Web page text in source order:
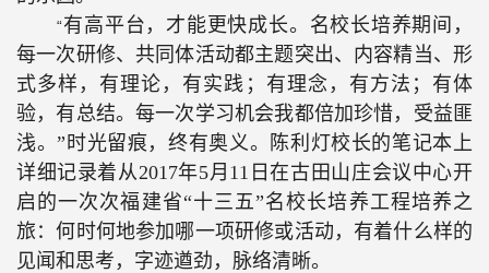
“有高平台，才能更快成长。名校长培养期间，
每一次研修、共同体活动都主题突出、内容精当、形
式多样，有理论，有实践；有理念，有方法；有体
验，有总结。每一次学习机会我都倍加珍惜，受益匪
浅。”时光留痕，终有奥义。陈利灯校长的笔记本上
详细记录着从 2017年5月 11 日在古田山庄会议中心开
启的一次次福建省“十三五”名校长培养工程培养之
旅：何时何地参加哪一项研修或活动，有着什么样的
见闻和思考，字迹遒劲，脉络清晰。